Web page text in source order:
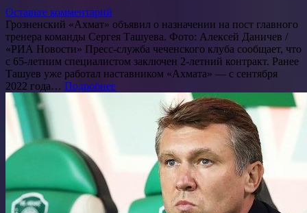
Оставьте комментарий
Грозненский «Ахмат» объявил о назначении на пост главного
тренера команды Сергея Ташуева. Фото: Алексей Даничев /
«РИА Новости» Пресс-служба чеченского клуба сообщает, что
с 65-летним специалистом заключен 2-летний контракт. Ранее
Ташуев уже работал наставником «Ахмата» — с сентября
2022 года… Подробнее